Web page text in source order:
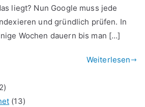
liegt? Nun Google muss jede
und gründlich prüfen. In
Wochen dauern bis man […]
Weiterlesen
(13)